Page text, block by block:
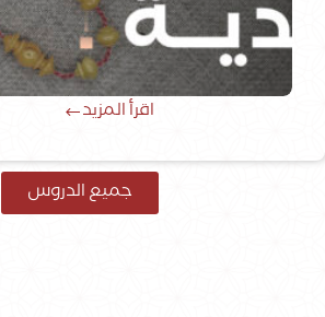
اقرأ المزيد
جميع الدروس